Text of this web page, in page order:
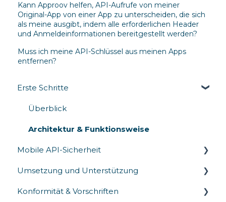
Kann Approov helfen, API-Aufrufe von meiner
Original-App von einer App zu unterscheiden, die sich
als meine ausgibt, indem alle erforderlichen Header
und Anmeldeinformationen bereitgestellt werden?
Muss ich meine API-Schlüssel aus meinen Apps
entfernen?
Erste Schritte
Überblick
Architektur & Funktionsweise
Mobile API-Sicherheit
API-Kommunikation
API-Bedrohungen
Umsetzung und Unterstützung
SDK-Integration
Konformität & Vorschriften